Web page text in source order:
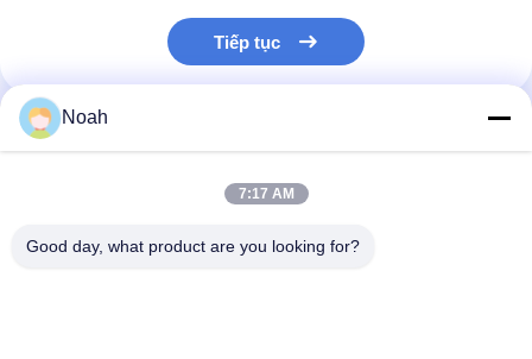
Tiếp tục
Danh Mục Của Chúng Tôi
Noah
7:17 AM
Good day, what product are you looking for?